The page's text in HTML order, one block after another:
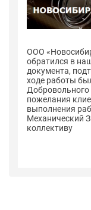
ООО
обратился в
документа,
ходе работы
пожелания
выполнения
Механический
коллективу